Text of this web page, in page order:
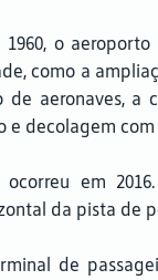
o
como a
de aeronaves,
e decolagem
em
da pista de
de